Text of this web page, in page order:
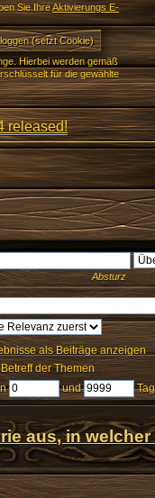
Sie IhreAktivierungs E-
Hierbei werden gemäß
für die gewählte
released!
Absturz
als Beiträge anzeigen
der Themen
und
aus, in